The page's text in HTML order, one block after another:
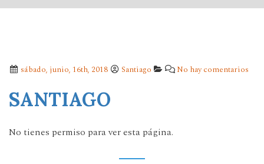
sábado, junio, 16th, 2018 Santiago No hay comentarios
SANTIAGO
No tienes permiso para ver esta página.